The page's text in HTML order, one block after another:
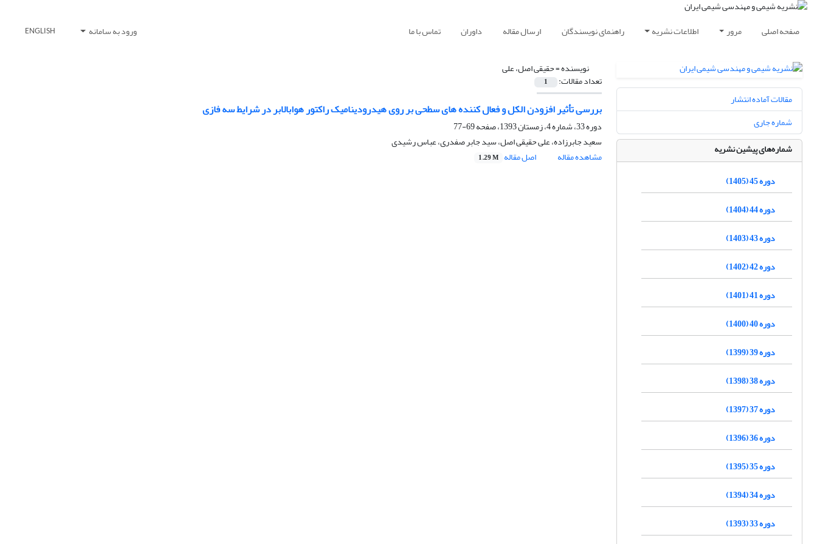
صفحه اصلی مرور اطلاعات نشریه راهنمای نویسندگان ارسال مقاله داوران تماس با ما ورود به سامانه ENGLISH
نویسنده =حقیقی اصل، علی
تعداد مقالات: 1
بررسی تأثیر افزودن الکل و فعال کننده های سطحی بر روی هیدرودینامیک راکتور هوابالابر در شرایط سه فازی
دوره 33، شماره 4، زمستان 1393، صفحه
69-77
سعید جابرزاده، علی حقیقی اصل، سید جابر صفدری، عباس رشیدی
مشاهده مقاله
اصل مقاله 1.29 M
مقالات آماده انتشار
شماره جاری
شماره‌های پیشین نشریه
دوره 45 (1405)
دوره 44 (1404)
دوره 43 (1403)
دوره 42 (1402)
دوره 41 (1401)
دوره 40 (1400)
دوره 39 (1399)
دوره 38 (1398)
دوره 37 (1397)
دوره 36 (1396)
دوره 35 (1395)
دوره 34 (1394)
دوره 33 (1393)